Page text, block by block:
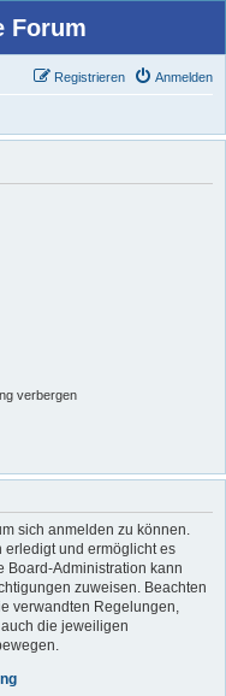
Forum
Anmelden
Registrieren
verbergen
sich anmelden zu können.
erledigt und ermöglicht es
Board-Administration kann
zuweisen. Beachten
verwandten Regelungen,
die jeweiligen